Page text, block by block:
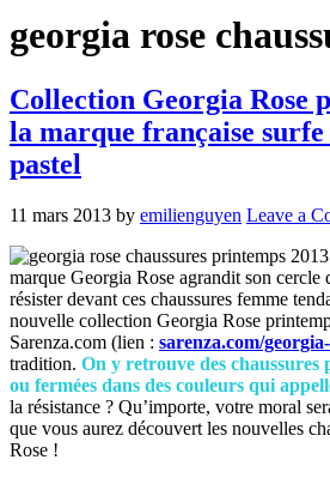
georgia rose
Collection Georgia Rose
la marque française
pastel
11 mars 2013 by emilienguyen Leave a
marque Georgia Rose agrandit son cercle
résister devant ces chaussures femme
nouvelle collection Georgia Rose
Sarenza.com (lien : sarenza.com/
tradition. On y retrouve des chaussures
ou fermées dans des couleurs qui
la résistance ? Qu’importe, votre moral
que vous aurez découvert les nouvelles
Rose !